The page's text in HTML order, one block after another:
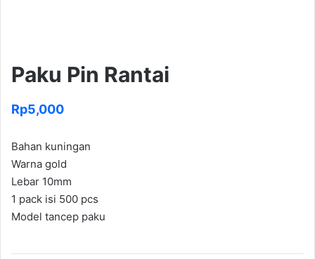
Paku Pin Rantai
Rp5,000
Bahan kuningan
Warna gold
Lebar 10mm
1 pack isi 500 pcs
Model tancep paku